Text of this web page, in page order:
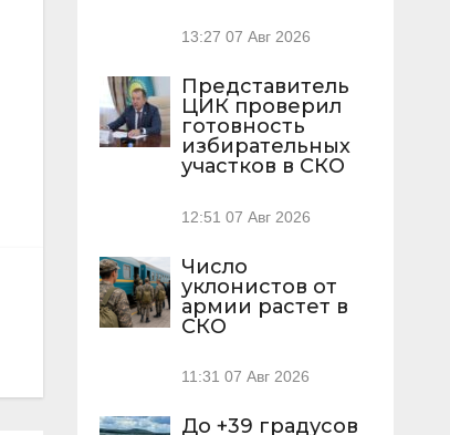
13:27 07 Авг 2026
Представитель
ЦИК проверил
готовность
избирательных
участков в СКО
12:51 07 Авг 2026
Число
уклонистов от
армии растет в
СКО
11:31 07 Авг 2026
До +39 градусов